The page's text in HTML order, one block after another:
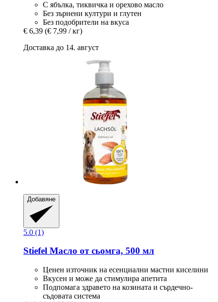
С ябълка, тиквичка и орехово масло
Без зърнени култури и глутен
Без подобрители на вкуса
€ 6,39 (€ 7,99 / кг)
Доставка до 14. август
Добавяне
5.0 (1)
Stiefel Масло от сьомга, 500 мл
Ценен източник на есенциални мастни киселини
Вкусен и може да стимулира апетита
Подпомага здравето на козината и сърдечно-
съдовата система